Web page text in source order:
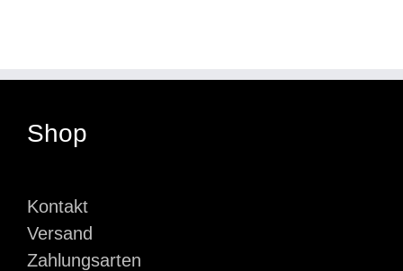
Shop
Kontakt
Versand
Zahlungsarten